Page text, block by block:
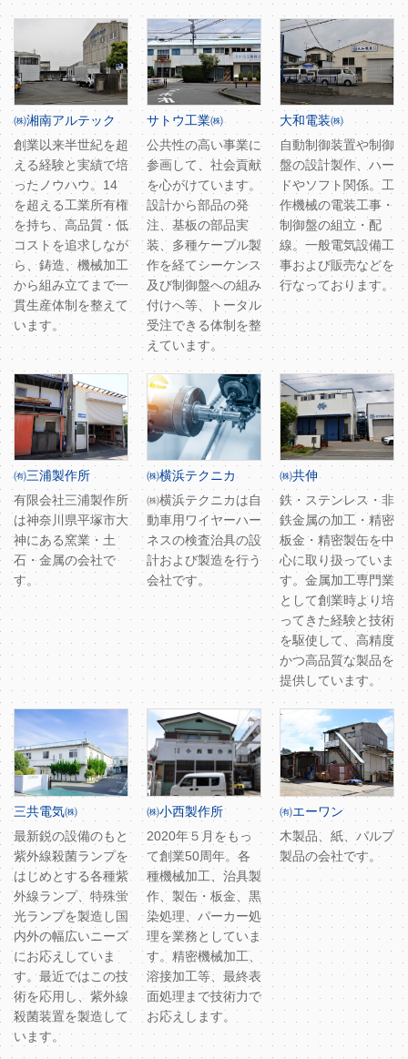
㈱湘南アルテック
創業以来半世紀を超
える経験と実績で培
ったノウハウ。14
を超える工業所有権
を持ち、高品質・低
コストを追求しなが
ら、鋳造、機械加工
から組み立てまで一
貫生産体制を整えて
います。
サトウ工業㈱
公共性の高い事業に
参画して、社会貢献
を心がけています。
設計から部品の発
注、基板の部品実
装、多種ケーブル製
作を経てシーケンス
及び制御盤への組み
付けへ等、トータル
受注できる体制を整
えています。
大和電装㈱
自動制御装置や制御
盤の設計製作、ハー
ドやソフト関係。工
作機械の電装工事・
制御盤の組立・配
線。一般電気設備工
事および販売などを
行なっております。
㈲三浦製作所
有限会社三浦製作所
は神奈川県平塚市大
神にある窯業・土
石・金属の会社で
す。
㈱横浜テクニカ
㈱横浜テクニカは自
動車用ワイヤーハー
ネスの検査治具の設
計および製造を行う
会社です。
㈱共伸
鉄・ステンレス・非
鉄金属の加工・精密
板金・精密製缶を中
心に取り扱っていま
す。金属加工専門業
として創業時より培
ってきた経験と技術
を駆使して、高精度
かつ高品質な製品を
提供しています。
三共電気㈱
最新鋭の設備のもと
紫外線殺菌ランプを
はじめとする各種紫
外線ランプ、特殊蛍
光ランプを製造し国
内外の幅広いニーズ
にお応えしていま
す。最近ではこの技
術を応用し、紫外線
殺菌装置を製造して
います。
㈱小西製作所
2020年５月をもっ
て創業50周年。各
種機械加工、治具製
作、製缶・板金、黒
染処理、パーカー処
理を業務としていま
す。精密機械加工、
溶接加工等、最終表
面処理まで技術力で
お応えします。
㈲エーワン
木製品、紙、パルプ
製品の会社です。